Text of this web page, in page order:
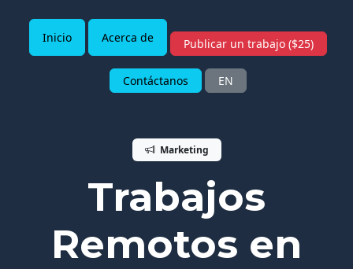
Inicio Acerca de Publicar un trabajo ($25)
Contáctanos EN
Marketing
Trabajos
Remotos en